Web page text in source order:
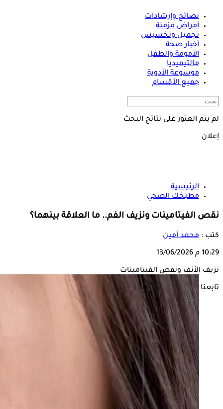
نصائح وإرشادات
أمراض مزمنة
تجميل وتخسيس
أخبار صحة
الأمومة والطفل
مالتيميديا
موسوعة الأدوية
جميع الأقسام
لم يتم العثور على نتائج البحث
إعلان
الرئيسية
مطبخك الصحي
نقص الفيتامينات ونزيف الفم.. ما العلاقة بينهما؟
كتب : محمد أمين
10:29 م 13/06/2026
نزيف الأنف ونقص الفيتامينات
تابعنا على